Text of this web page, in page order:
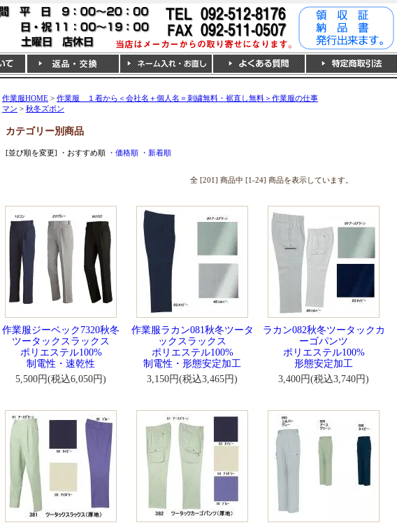
作業服HOME > 作業服 １着から＜会社名＋個人名＝刺繍無料・裾直し無料＞作業服の仕事
マン > 秋冬ズボン
カテゴリー別商品
[並び順を変更] ・おすすめ順 ・価格順 ・新着順
全 [201] 商品中 [1-24] 商品を表示しています。
作業服ジーベック7320秋冬
ツータックスラックス
ポリエステル100%
制電性・速乾性
5,500円(税込6,050円)
作業服ラカン081秋冬ツータ
ックスラックス
ポリエステル100%
制電性・形態安定加工
3,150円(税込3,465円)
ラカン082秋冬ツータックカ
ーゴパンツ
ポリエステル100%
形態安定加工
3,400円(税込3,740円)